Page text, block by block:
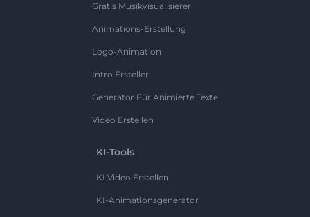
Gratis Musikvisualisierer
Animations-Erstellung
Logo-Animation
Intro Ersteller
Generator Für Animierte Texte
Video Erstellen
KI-Tools
KI Video Erstellen
KI-Animationsgenerator